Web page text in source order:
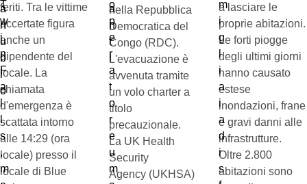
feriti. Tra le vittime
accertate figura
anche un
dipendente del
locale. La
chiamata
d'emergenza è
scattata intorno
alle 14:29 (ora
locale) presso il
locale di Blue
nella Repubblica
Democratica del
Congo (RDC).
L'evacuazione è
avvenuta tramite
un volo charter a
titolo
precauzionale.
La UK Health
Security
Agency (UKHSA)
a lasciare le
proprie abitazioni.
Le forti piogge
degli ultimi giorni
hanno causato
estese
inondazioni, frane
e gravi danni alle
infrastrutture.
Oltre 2.800
abitazioni sono